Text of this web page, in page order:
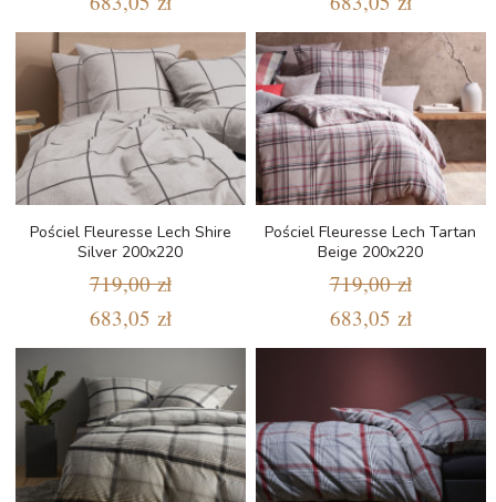
Pościel Fleuresse Lech Shire
Silver 200x220
719,00 zł
683,05 zł
Pościel Fleuresse Lech Tartan
Beige 200x220
719,00 zł
683,05 zł